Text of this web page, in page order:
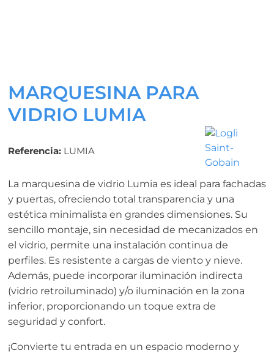
MARQUESINA PARA
VIDRIO LUMIA
Referencia: LUMIA
La marquesina de vidrio Lumia es ideal para fachadas
y puertas, ofreciendo total transparencia y una
estética minimalista en grandes dimensiones. Su
sencillo montaje, sin necesidad de mecanizados en
el vidrio, permite una instalación continua de
perfiles. Es resistente a cargas de viento y nieve.
Además, puede incorporar iluminación indirecta
(vidrio retroiluminado) y/o iluminación en la zona
inferior, proporcionando un toque extra de
seguridad y confort.
¡Convierte tu entrada en un espacio moderno y